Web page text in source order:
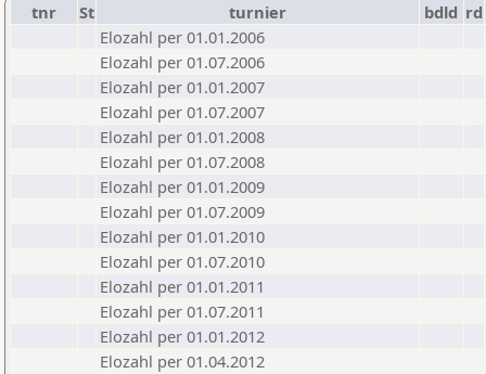
tnr St turnier bdld rd
Elozahl per 01.01.2006
Elozahl per 01.07.2006
Elozahl per 01.01.2007
Elozahl per 01.07.2007
Elozahl per 01.01.2008
Elozahl per 01.07.2008
Elozahl per 01.01.2009
Elozahl per 01.07.2009
Elozahl per 01.01.2010
Elozahl per 01.07.2010
Elozahl per 01.01.2011
Elozahl per 01.07.2011
Elozahl per 01.01.2012
Elozahl per 01.04.2012